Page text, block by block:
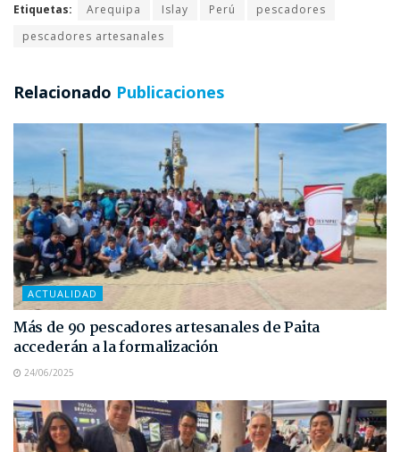
Etiquetas: Arequipa Islay Perú
pescadores
pescadores artesanales
Relacionado Publicaciones
ACTUALIDAD
Más de 90 pescadores artesanales de Paita
accederán a la formalización
24/06/2025